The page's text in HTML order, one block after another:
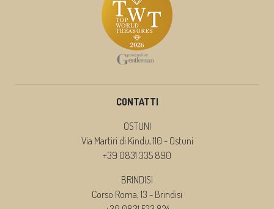
CONTATTI
OSTUNI
Via Martiri di Kindu, 110 - Ostuni
+39 0831 335 890
BRINDISI
Corso Roma, 13 - Brindisi